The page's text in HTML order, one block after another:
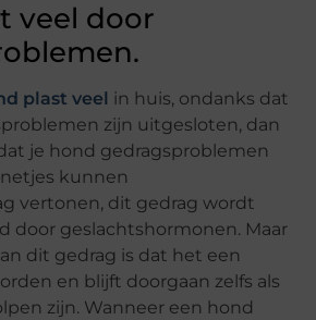
veel door
plast veel
in huis, ondanks dat
zijn uitgesloten, dan
je hond gedragsproblemen
kunnen
vertonen, dit gedrag wordt
door geslachtshormonen. Maar
dit gedrag is dat het een
en blijft doorgaan zelfs als
zijn. Wanneer een hond